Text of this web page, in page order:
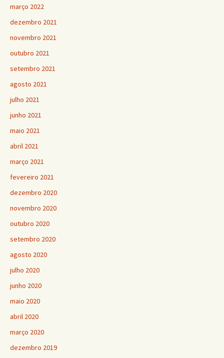
março 2022
dezembro 2021
novembro 2021
outubro 2021
setembro 2021
agosto 2021
julho 2021
junho 2021
maio 2021
abril 2021
março 2021
fevereiro 2021
dezembro 2020
novembro 2020
outubro 2020
setembro 2020
agosto 2020
julho 2020
junho 2020
maio 2020
abril 2020
março 2020
dezembro 2019